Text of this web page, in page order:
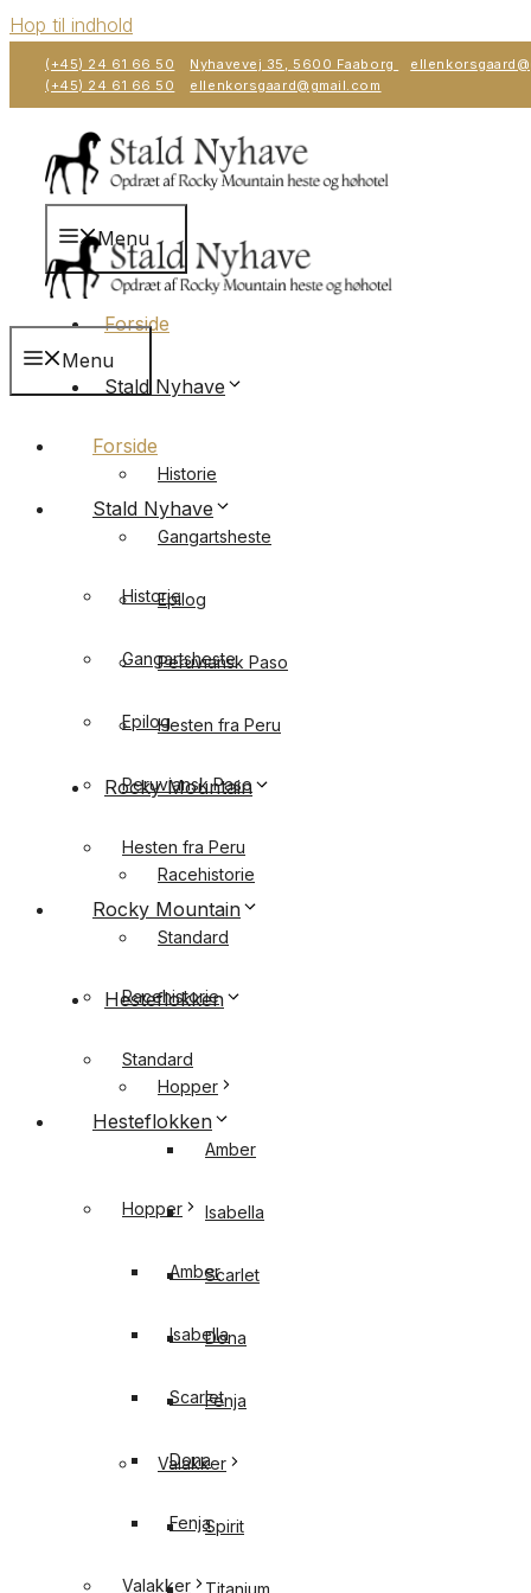
Hop til indhold
(+45) 24 61 66 50 Nyhavevej 35, 5600 Faaborg
(+45) 24 61 66 50
ellenkorsgaard@gmail.com
Menu
Forside
Stald Nyhave
Historie
Gangartsheste
Epilog
Peruviansk Paso
Hesten fra Peru
Rocky Mountain
Racehistorie
Standard
Hesteflokken
Hopper
Amber
Isabella
Scarlet
Dona
Fenja
Valakker
Spirit
Titanium
Menu
Forside
Stald Nyhave
Historie
Gangartsheste
Epilog
Peruviansk Paso
Hesten fra Peru
Rocky Mountain
Racehistorie
Standard
Hesteflokken
Hopper
Amber
Isabella
Scarlet
Dona
Fenja
Valakker